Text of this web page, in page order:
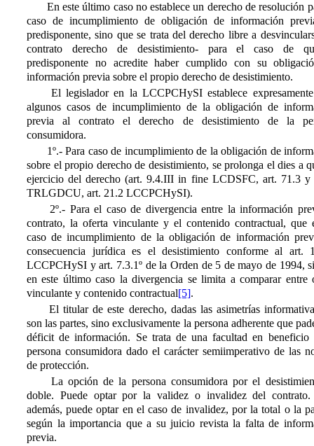
En este último caso no establece un derecho de resolución
caso de incumplimiento de obligación de información
predisponente, sino que se trata del derecho libre a
contrato derecho de desistimiento- para el caso de
predisponente no acredite haber cumplido con su
información previa sobre el propio derecho de desistimiento.
El legislador en la LCCPCHySI establece
algunos casos de incumplimiento de la obligación de
previa al contrato el derecho de desistimiento de la
consumidora.
1º.- Para caso de incumplimiento de la obligación de
sobre el propio derecho de desistimiento, se prolonga el dies a
ejercicio del derecho (art. 9.4.III in fine LCDSFC, art. 71.3 y
TRLGDCU, art. 21.2 LCCPCHySI).
2º.- Para el caso de divergencia entre la información
contrato, la oferta vinculante y el contenido contractual, que
caso de incumplimiento de la obligación de información
consecuencia jurídica es el desistimiento conforme al art.
LCCPCHySI y art. 7.3.1º de la Orden de 5 de mayo de 1994,
en este último caso la divergencia se limita a comparar entre
vinculante y contenido contractual[5].
El titular de este derecho, dadas las asimetrías
son las partes, sino exclusivamente la persona adherente que
déficit de información. Se trata de una facultad en beneficio
persona consumidora dado el carácter semiimperativo de las
de protección.
La opción de la persona consumidora por el
doble. Puede optar por la validez o invalidez del contrato.
además, puede optar en el caso de invalidez, por la total o la
según la importancia que a su juicio revista la falta de
previa.